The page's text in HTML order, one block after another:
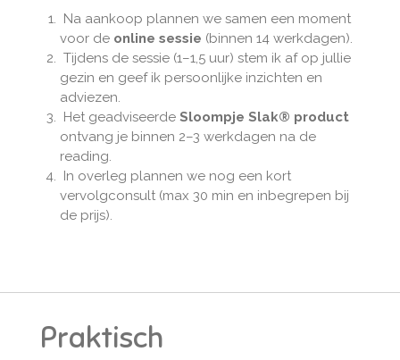
Na aankoop plannen we samen een moment
voor de online sessie (binnen 14 werkdagen).
Tijdens de sessie (1–1,5 uur) stem ik af op jullie
gezin en geef ik persoonlijke inzichten en
adviezen.
Het geadviseerdeSloompje Slak® product
ontvang je binnen 2–3 werkdagen na de
reading.
In overleg plannen we nog een kort
vervolgconsult (max 30 min en inbegrepen bij
de prijs).
Praktisch